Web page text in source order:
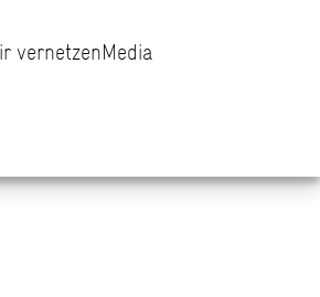
vernetzenMedia